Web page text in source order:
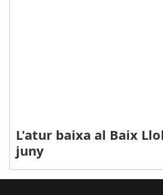
L'atur baixa al Baix
juny